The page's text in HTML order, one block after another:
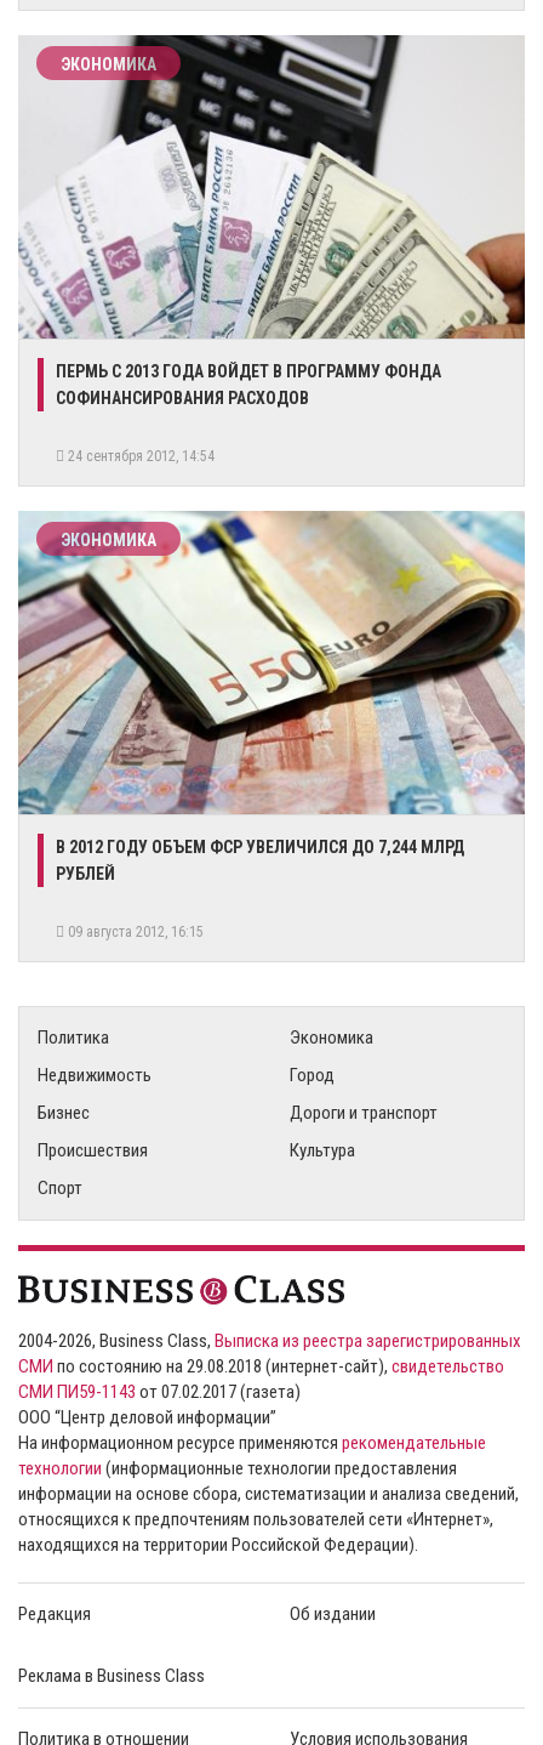
ЭКОНОМИКА
ПЕРМЬ С 2013 ГОДА ВОЙДЕТ В ПРОГРАММУ ФОНДА
СОФИНАНСИРОВАНИЯ РАСХОДОВ
24 сентября 2012, 14:54
ЭКОНОМИКА
В 2012 ГОДУ ОБЪЕМ ФСР УВЕЛИЧИЛСЯ ДО 7,244 МЛРД
РУБЛЕЙ
09 августа 2012, 16:15
Политика
Экономика
Недвижимость
Город
Бизнес
Дороги и транспорт
Происшествия
Культура
Спорт
2004-2026, Business Class, Выписка из реестра зарегистрированных
СМИ по состоянию на 29.08.2018 (интернет-сайт), свидетельство
СМИ ПИ59-1143 от 07.02.2017 (газета)
ООО “Центр деловой информации”
На информационном ресурсе применяются рекомендательные
технологии (информационные технологии предоставления
информации на основе сбора, систематизации и анализа сведений,
относящихся к предпочтениям пользователей сети «Интернет»,
находящихся на территории Российской Федерации).
Редакция Об издании
Реклама в Business Class
Политика в отношении Условия использования